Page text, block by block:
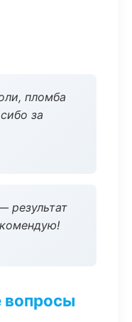
пломба
за
результат
вопросы